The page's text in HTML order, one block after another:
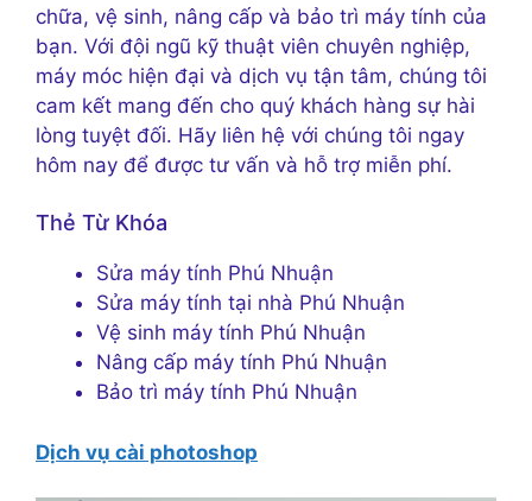
chữa, vệ sinh, nâng cấp và bảo trì máy tính của
bạn. Với đội ngũ kỹ thuật viên chuyên nghiệp,
máy móc hiện đại và dịch vụ tận tâm, chúng tôi
cam kết mang đến cho quý khách hàng sự hài
lòng tuyệt đối. Hãy liên hệ với chúng tôi ngay
hôm nay để được tư vấn và hỗ trợ miễn phí.
Thẻ Từ Khóa
Sửa máy tính Phú Nhuận
Sửa máy tính tại nhà Phú Nhuận
Vệ sinh máy tính Phú Nhuận
Nâng cấp máy tính Phú Nhuận
Bảo trì máy tính Phú Nhuận
Dịch vụ cài photoshop